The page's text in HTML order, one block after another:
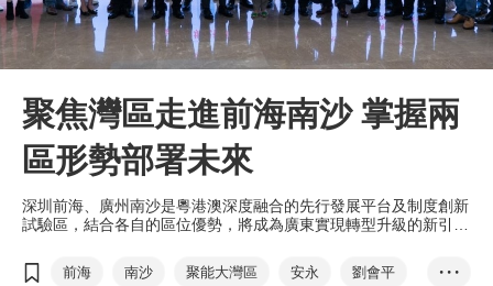
聚焦灣區走進前海南沙 掌握兩
區形勢部署未來
深圳前海、廣州南沙是粵港澳深度融合的先行發展平台及制度創新
試驗區，結合各自的區位優勢，將成為廣東實現轉型升級的新引
前海 南沙 聚能大灣區 安永
劉會平
• • •